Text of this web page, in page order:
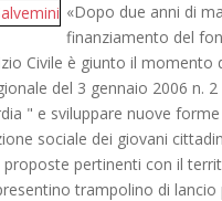
«Dopo due anni di
finanziamento del
Civile è giunto il momento
del 3 gennaio 2006 n.
" e sviluppare nuove forme
sociale dei giovani
proposte pertinenti con il
trampolino di lancio